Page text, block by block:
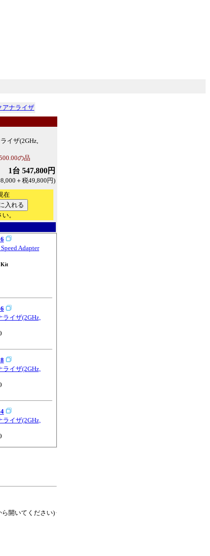
アナライザ
イザ(2GHz,
の品
1台 547,800円
＋税49,800円)
在
。
Adapter
Kit
ライザ(2GHz,
ライザ(2GHz,
ライザ(2GHz,
開いてください)